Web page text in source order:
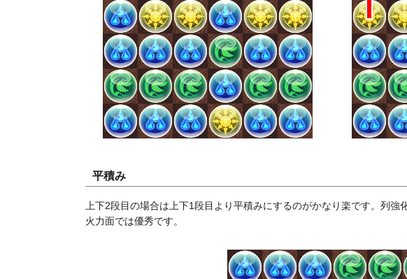
平積み
上下2段目の場合は上下1段目より平積みにするのがかなり楽です。列強
火力面では優秀です。